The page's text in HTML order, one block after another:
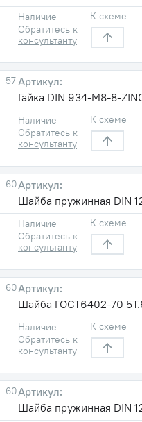
Наличие
Обратитесь к
консультанту
К схеме
57
Гайка DIN 934-M8-8-
Наличие
Обратитесь к
консультанту
К схеме
60
Шайба пружинная DIN
Наличие
Обратитесь к
консультанту
К схеме
60
Шайба ГОСТ6402-70
Наличие
Обратитесь к
консультанту
К схеме
60
Шайба пружинная DIN